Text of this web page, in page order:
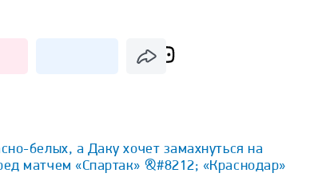
белых, а Даку хочет замахнуться на
матчем «Спартак» &#8212; «Краснодар»